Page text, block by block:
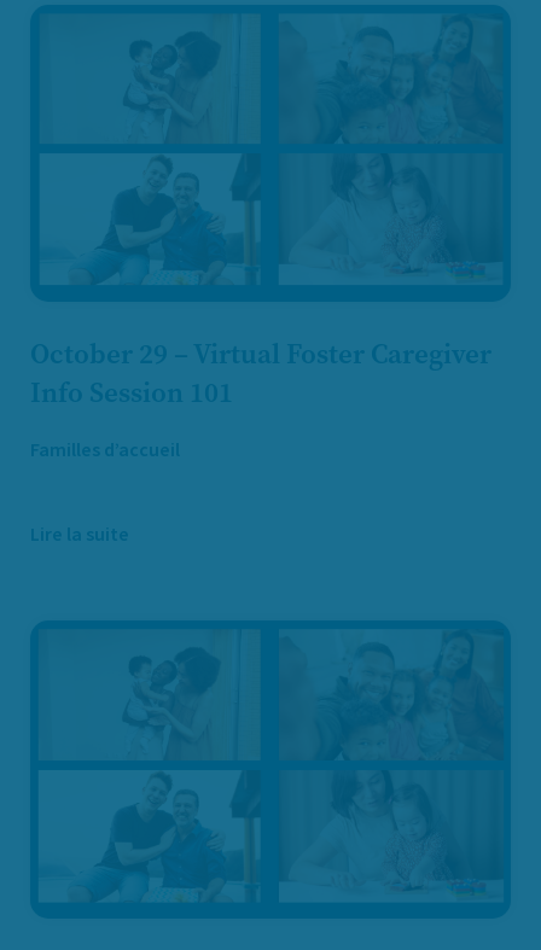
October 29 – Virtual Foster Caregiver
Info Session 101
Familles d’accueil
Lire la suite